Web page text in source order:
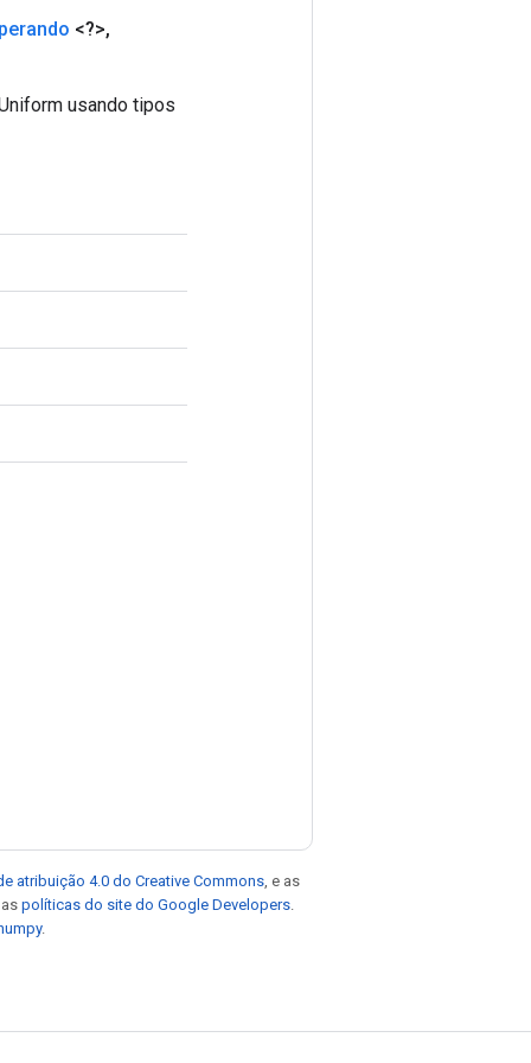
<?>,
usando tipos
atribuição 4.0 do Creative Commons , e as
políticas do site do Google Developers
.